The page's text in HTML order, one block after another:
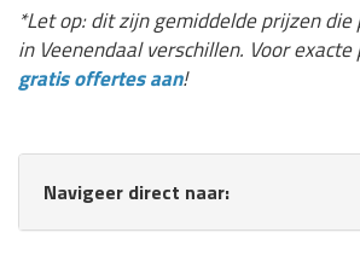
*Let op: dit zijn gemiddelde prijzen
in Veenendaal verschillen. Voor exacte
gratis offertes aan!
Navigeer direct naar: